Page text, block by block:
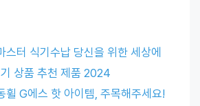
스터 식기수납 당신을 위한 세상에
상품 추천 제품 2024
휠 G에스 핫 아이템, 주목해주세요!